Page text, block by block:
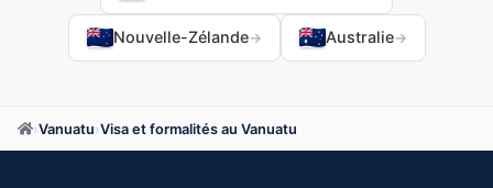
Nouvelle-Zélande→ Australie→
›Vanuatu›Visa et formalités au Vanuatu